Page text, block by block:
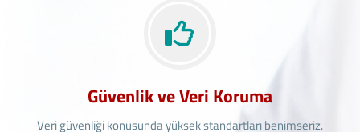
Güvenlik ve Veri Koruma
Veri güvenliği konusunda yüksek standartları benimseriz.